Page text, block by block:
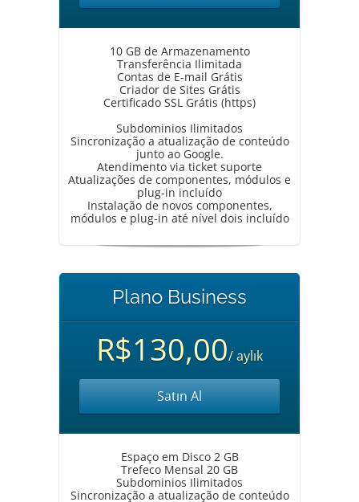
10 GB de Armazenamento
Transferência Ilimitada
Contas de E-mail Grátis
Criador de Sites Grátis
Certificado SSL Grátis (https)
Subdominios Ilimitados
Sincronização a atualização de conteúdo
junto ao Google.
Atendimento via ticket suporte
Atualizações de componentes, módulos e
plug-in incluído
Instalação de novos componentes,
módulos e plug-in até nível dois incluído
Plano Business
R$130,00/ aylık
Satın Al
Espaço em Disco 2 GB
Trefeco Mensal 20 GB
Subdominios Ilimitados
Sincronização a atualização de conteúdo